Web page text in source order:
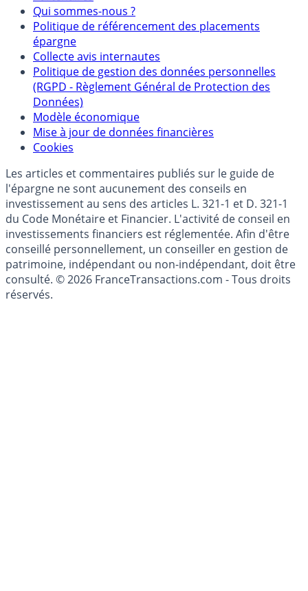
Mentions légales et Conditions d’utilisation
Partenaires
Qui sommes-nous ?
Politique de référencement des placements
épargne
Collecte avis internautes
Politique de gestion des données personnelles
(RGPD - Règlement Général de Protection des
Données)
Modèle économique
Cookies
Les articles et commentaires publiés sur le guide de
l'épargne ne sont aucunement des conseils en
investissement au sens des articles L. 321-1 et D. 321-1
du Code Monétaire et Financier. L'activité de conseil en
investissements financiers est réglementée. Afin d'être
conseillé personnellement, un conseiller en gestion de
patrimoine, indépendant ou non-indépendant, doit être